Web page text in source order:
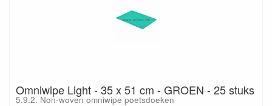
Omniwipe Light - 35 x 51 cm - GROEN - 25 stuks
5.9.2. Non-woven omniwipe poetsdoeken